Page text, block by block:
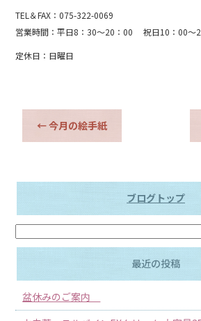
TEL＆FAX：075-322-0069
営業時間：平日8：30～20：00 祝日10：00～
定休日：日曜日
←今月の絵手紙
ブログトップ
最近の投稿
盆休みのご案内